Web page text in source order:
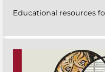
Educational resources